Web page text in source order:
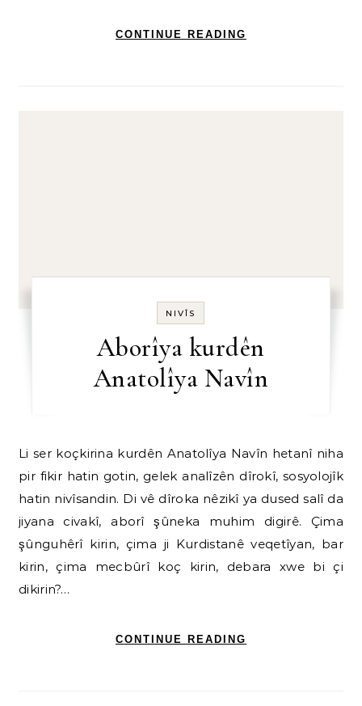
CONTINUE READING
NIVÎS
Aborîya kurdên
Anatolîya Navîn
Li ser koçkirina kurdên Anatolîya Navîn hetanî niha
pir fikir hatin gotin, gelek analîzên dîrokî, sosyolojîk
hatin nivîsandin. Di vê dîroka nêzikî ya dused salî da
jiyana civakî, aborî şûneka muhim digirê. Çima
şûnguhêrî kirin, çima ji Kurdistanê veqetîyan, bar
kirin, çima mecbûrî koç kirin, debara xwe bi çi
dikirin?…
CONTINUE READING